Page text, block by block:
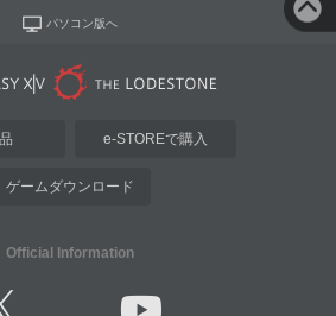
パソコン版へ
e-STOREで購入
ゲームダウンロード
Official Information